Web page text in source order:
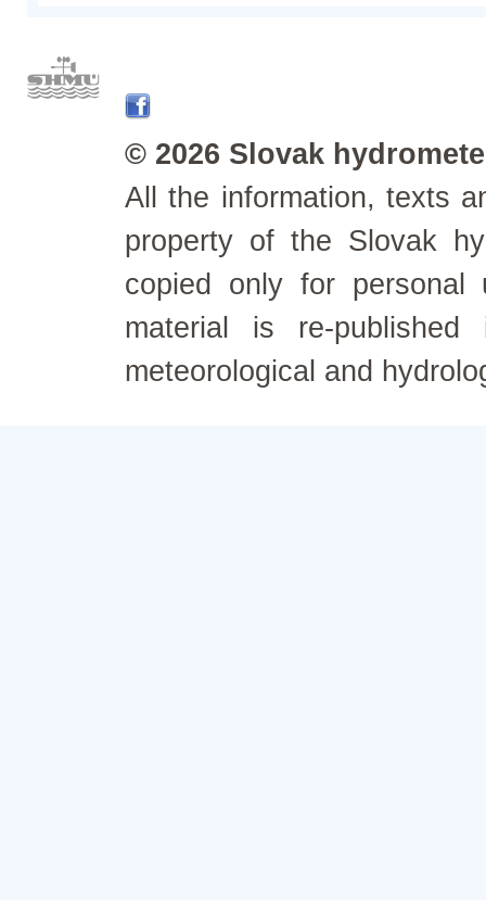
© 2026 Slovak
All the information, texts
property of the Slovak
copied only for personal
material is re-
meteorological and